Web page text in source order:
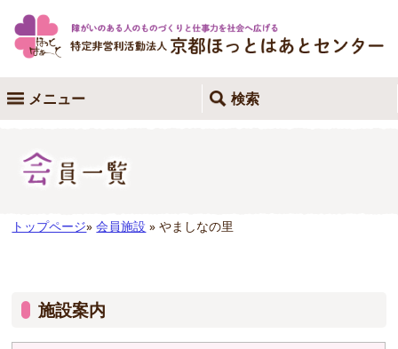
メニュー 検索
トップページ»会員施設 » やましなの里
施設案内